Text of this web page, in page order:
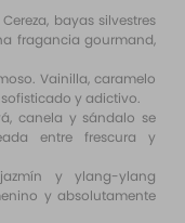
bayas silvestres
fragancia gourmand,
Vainilla, caramelo
y adictivo.
canela y sándalo se
entre frescura y
y ylang-ylang
y absolutamente